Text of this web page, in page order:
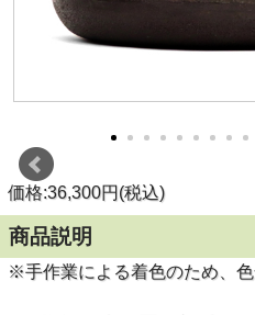
価格:36,300円(税込)
商品説明
※手作業による着色のため、色